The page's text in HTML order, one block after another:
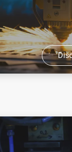
концентрации е
концентрации